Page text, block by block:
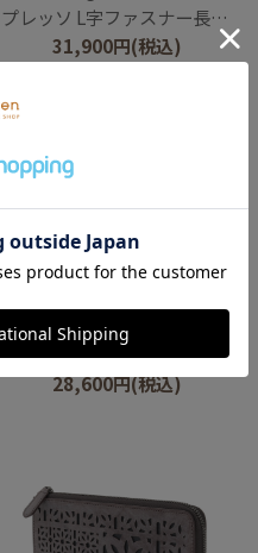
プレッソ L字ファスナー長財布
31,900円(税込)
genten
【新色】ダイヤカットワーク マチなし長財布
28,600円(税込)